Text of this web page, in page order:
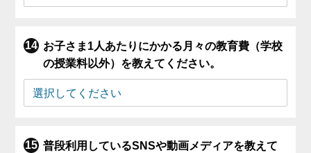
お子さま1人あたりにかかる月々の教育費（学校
の授業料以外）を教えてください。
普段利用しているSNSや動画メディアを教えて